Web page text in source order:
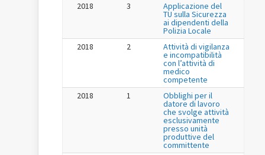
2018
3 Applicazione del
TU sulla Sicurezza
ai dipendenti della
Polizia Locale
2018
2 Attività di vigilanza
e incompatibilità
con l’attività di
medico
competente
2018
1 Obblighi per il
datore di lavoro
che svolge attività
esclusivamente
presso unità
produttive del
committente